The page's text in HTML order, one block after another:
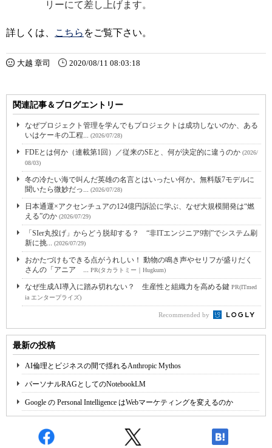
リーにて差し上げます。
詳しくは、 こちら をご覧下さい。
大越 章司 2020/08/11 08:03:18
関連記事＆ブログエントリー
なぜプロジェクト管理を学んでもプロジェクトは成功しないのか、ある
いはケーキの工程... (2026/07/28)
FDEとは何か（連載第1回）／従来のSEと、何が決定的に違うのか (2026/
08/03)
冬の冷たい海で叫んだ英雄の名言とはいったい何か。無料版7モデルに
聞いたら微妙だっ... (2026/07/28)
日本通運×アクセンチュアの124億円訴訟に学ぶ、なぜ大規模開発は“燃
える”のか (2026/07/29)
「SIer丸投げ」からどう脱却する？ “非ITエンジニア9割”でシステム刷
新に挑... (2026/07/29)
おかたづけもできる点がうれしい！ 動物の鳴き声やセリフが盛りだく
さんの「アニア ... PR(タカラトミー｜Hugkum)
なぜ生成AI導入に踏み切れない？ 生産性と組織力を高める鍵 PR(ITmed
ia エンタープライズ)
Recommended by
最新の投稿
AI倫理とビジネスの間で揺れるAnthropic Mythos
パーソナルRAGとしてのNotebookLM
Google の Personal Intelligence はWebマーケティングを変えるのか